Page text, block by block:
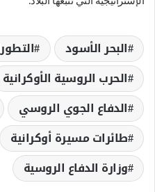
البحر الأسود
الحرب الروسية الأوكرانية
الدفاع الجوي الروسي
طائرات مسيرة أوكرانية
وزارة الدفاع الروسية